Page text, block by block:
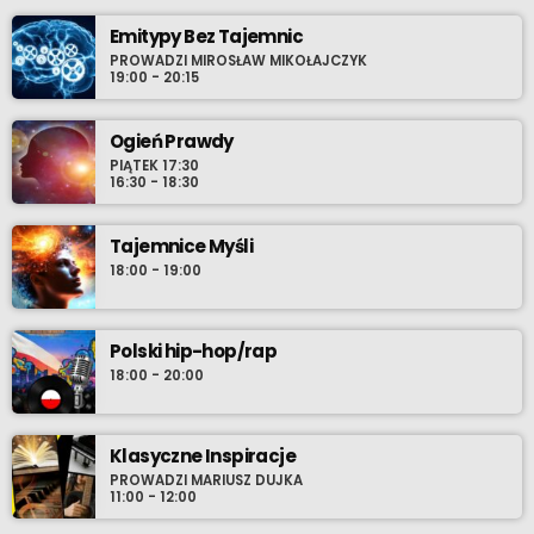
muzycznych. Stamtąd rzeką bardziej świadomych wyborów
wieku młodzieńczego, wprost do oceanu współczesności gdzie
szanse wyłowienia najnowszego, osobistego przeboju zdają się
być nieskończone. Nie chowaj zatem w środowy wieczór
swoich przyborów do relaksu i ustaw radio-komputer na Radio
Cenzura o 21:30 polskiego czasu.
Emitypy Bez Tajemnic
PROWADZI MIROSŁAW MIKOŁAJCZYK
19:00 - 20:15
Ogień Prawdy
PIĄTEK 17:30
16:30 - 18:30
Tajemnice Myśli
18:00 - 19:00
Polski hip-hop/rap
18:00 - 20:00
Klasyczne Inspiracje
PROWADZI MARIUSZ DUJKA
11:00 - 12:00